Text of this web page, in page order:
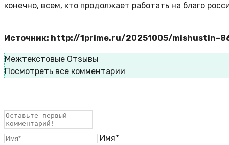
конечно, всем, кто продолжает работать на благо
Источник: http://1prime.ru/20251005/
Межтекстовые Отзывы
Посмотреть все комментарии
Имя*